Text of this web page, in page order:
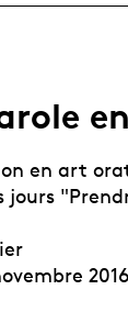
en art
2016